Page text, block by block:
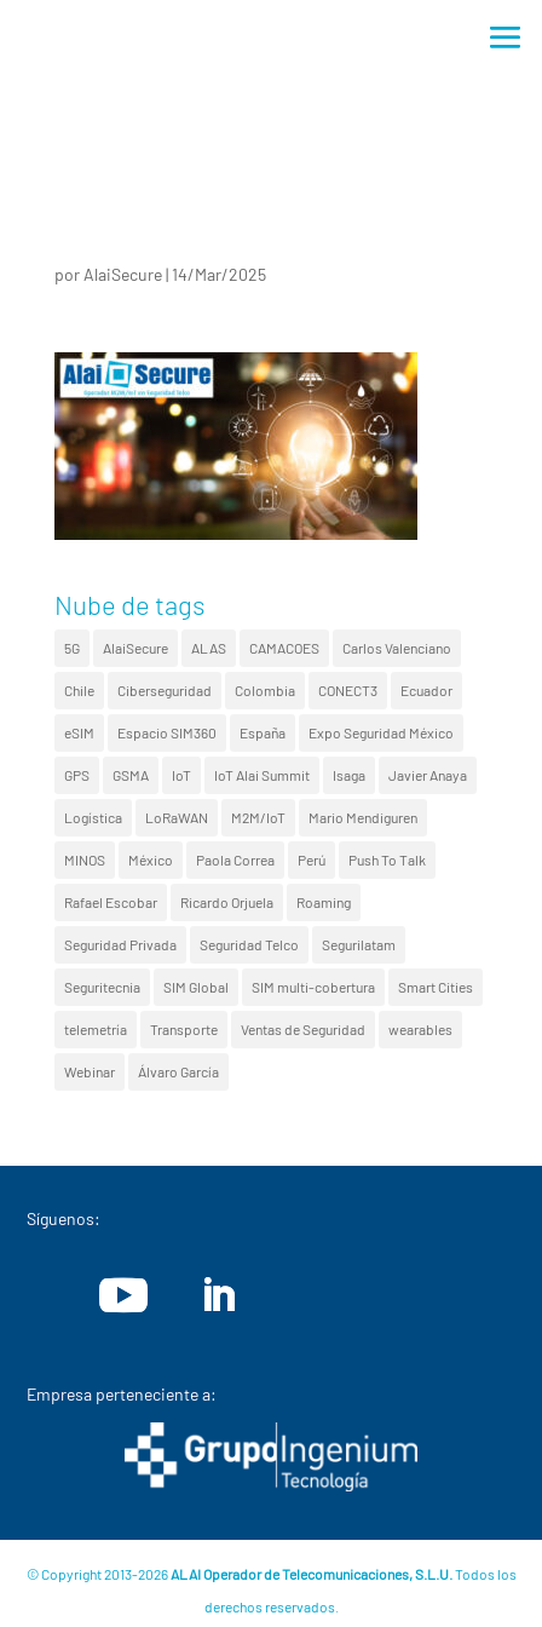
por AlaiSecure| 14/Mar/2025
Nube de tags
5G AlaiSecure ALAS CAMACOES Carlos Valenciano
Chile Ciberseguridad Colombia CONECT3 Ecuador
eSIM Espacio SIM360 España Expo Seguridad México
GPS GSMA IoT IoT Alai Summit Isaga Javier Anaya
Logística LoRaWAN M2M/IoT Mario Mendiguren
MINOS México Paola Correa Perú Push To Talk
Rafael Escobar Ricardo Orjuela Roaming
Seguridad Privada Seguridad Telco Segurilatam
Seguritecnia SIM Global SIM multi-cobertura Smart Cities
telemetría Transporte Ventas de Seguridad wearables
Webinar Álvaro García
Síguenos:
Empresa perteneciente a:
© Copyright 2013-2026ALAI Operador de Telecomunicaciones, S.L.U.Todos los
derechos reservados.